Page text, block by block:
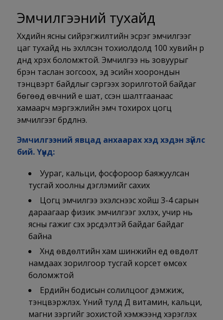
Эмчилгээний тухайд
Хүүхдийн ясны сийрэгжилтийн эсрэг эмчилгээг
цаг тухайд нь эхлүүлсэн тохиолдолд 100 хувийн үр
дүнд хүрэх боломжтой. Эмчилгээ нь зовуурыг
бүрэн таслан зогсоох, эд эсийн хоорондын
тэнцвэрт байдлыг сэргээх зорилготой байдаг
бөгөөд өвчний үе шат, үүссэн шалтгаанаас
хамаарч мэргэжлийн эмч тохирох цогц
эмчилгээг бүрдүүлнэ.
Эмчилгээний явцад анхаарах хэд хэдэн зүйлс
бий. Үүнд:
Уураг, кальци, фосфороор баяжуулсан
тусгай хоолны дэглэмийг сахих
Цогц эмчилгээ эхэлснээс хойш 3-4 сарын
дараагаар физик эмчилгээг эхлэх, учир нь
ясны гажиг үүсэх эрсдэлтэй байдаг байдаг
байна
Хүнд өвдөлтийн хам шинжийн үед өвдөлт
намдаах зорилгоор тусгай корсет өмсөх
боломжтой
Ердийн бодисын солилцоог дэмжиж,
тэнцвэржүүлэх. Үүний тулд Д витамин, кальци,
магни зэргийг зохистой хэмжээнд хэрэглэх